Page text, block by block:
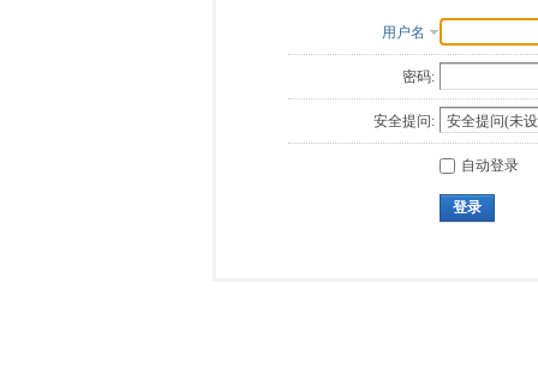
用户名
密码:
安全提问:
自动登录
登录